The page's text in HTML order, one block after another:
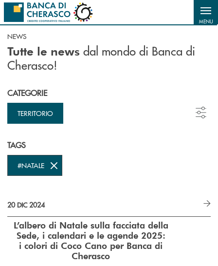
Salta al contenuto principale
MENU
NEWS
Tutte le news dal mondo di Banca di
Cherasco!
CATEGORIE
TERRITORIO
TAGS
#NATALE
20 DIC 2024
L’albero di Natale sulla facciata della
Sede, i calendari e le agende 2025:
i colori di Coco Cano per Banca di
Cherasco